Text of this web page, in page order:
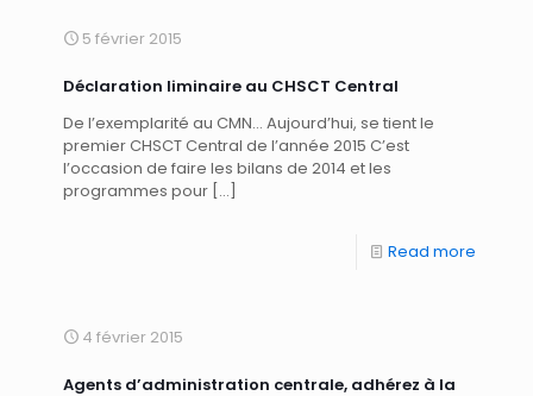
5 février 2015
Déclaration liminaire au CHSCT Central
De l’exemplarité au CMN… Aujourd’hui, se tient le
premier CHSCT Central de l’année 2015 C’est
l’occasion de faire les bilans de 2014 et les
programmes pour […]
Read more
4 février 2015
Agents d’administration centrale, adhérez à la